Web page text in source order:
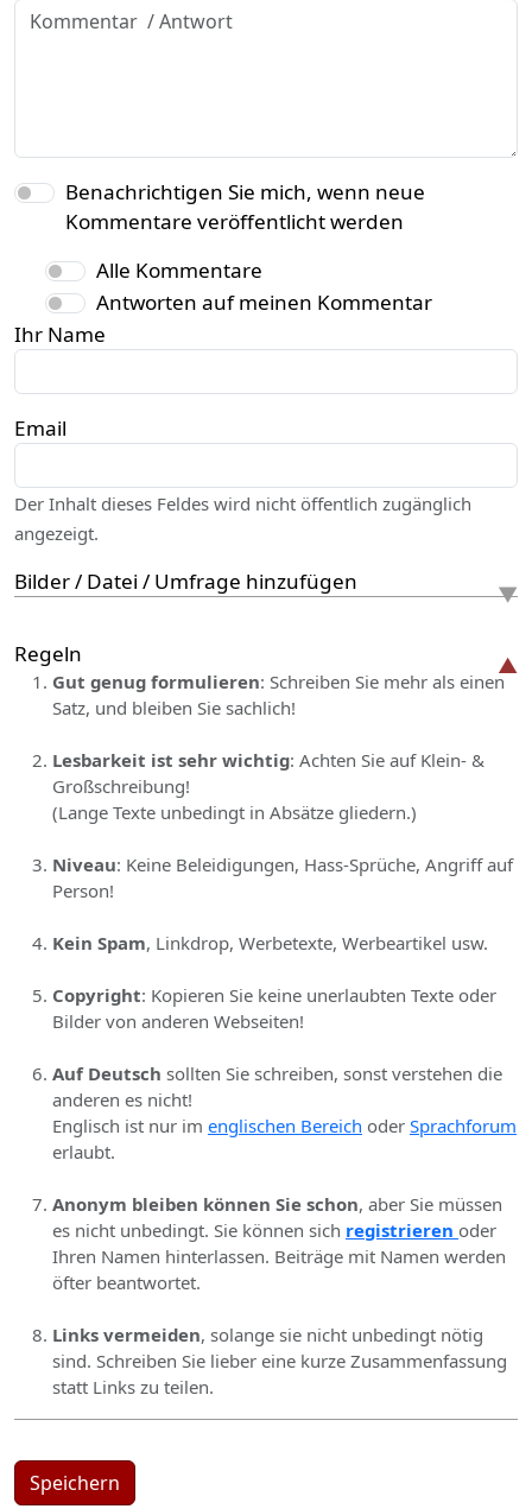
Benachrichtigen Sie mich, wenn neue
Kommentare veröffentlicht werden
Alle Kommentare
Antworten auf meinen Kommentar
Ihr Name
Email
Der Inhalt dieses Feldes wird nicht öffentlich zugänglich
angezeigt.
Bilder / Datei / Umfrage hinzufügen
Regeln
Gut genug formulieren: Schreiben Sie mehr als einen
Satz, und bleiben Sie sachlich!
Lesbarkeit ist sehr wichtig: Achten Sie auf Klein- &
Großschreibung!
(Lange Texte unbedingt in Absätze gliedern.)
Niveau: Keine Beleidigungen, Hass-Sprüche, Angriff auf
Person!
Kein Spam, Linkdrop, Werbetexte, Werbeartikel usw.
Copyright: Kopieren Sie keine unerlaubten Texte oder
Bilder von anderen Webseiten!
Auf Deutsch sollten Sie schreiben, sonst verstehen die
anderen es nicht!
Englisch ist nur im englischen Bereich oder Sprachforum
erlaubt.
Anonym bleiben können Sie schon, aber Sie müssen
es nicht unbedingt. Sie können sich registrieren oder
Ihren Namen hinterlassen. Beiträge mit Namen werden
öfter beantwortet.
Links vermeiden, solange sie nicht unbedingt nötig
sind. Schreiben Sie lieber eine kurze Zusammenfassung
statt Links zu teilen.
Speichern